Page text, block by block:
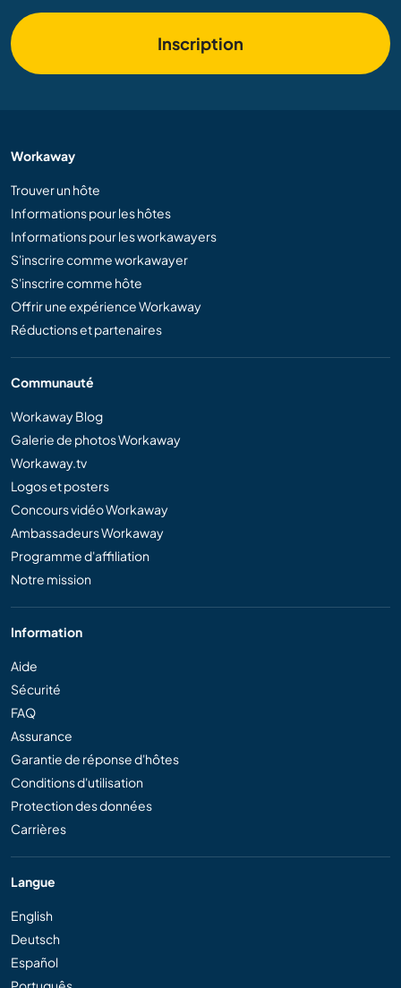
Inscription
Workaway
Trouver un hôte
Informations pour les hôtes
Informations pour les workawayers
S'inscrire comme workawayer
S'inscrire comme hôte
Offrir une expérience Workaway
Réductions et partenaires
Communauté
Workaway Blog
Galerie de photos Workaway
Workaway.tv
Logos et posters
Concours vidéo Workaway
Ambassadeurs Workaway
Programme d'affiliation
Notre mission
Information
Aide
Sécurité
FAQ
Assurance
Garantie de réponse d'hôtes
Conditions d'utilisation
Protection des données
Carrières
Langue
English
Deutsch
Español